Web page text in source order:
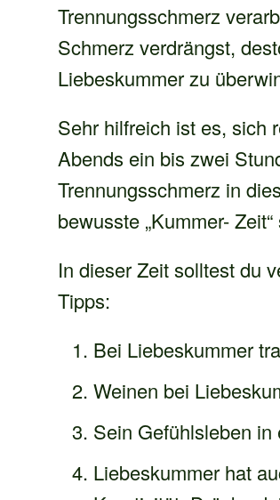
Trennungsschmerz
Schmerz verdrängst,
Liebeskummer zu
Sehr hilfreich ist es, sich
Abends ein bis zwei
Trennungsschmerz in
bewusste „Kummer-
In dieser Zeit solltest du
Tipps:
Bei Liebeskummer
Weinen bei
Sein Gefühlsleben in
Liebeskummer hat